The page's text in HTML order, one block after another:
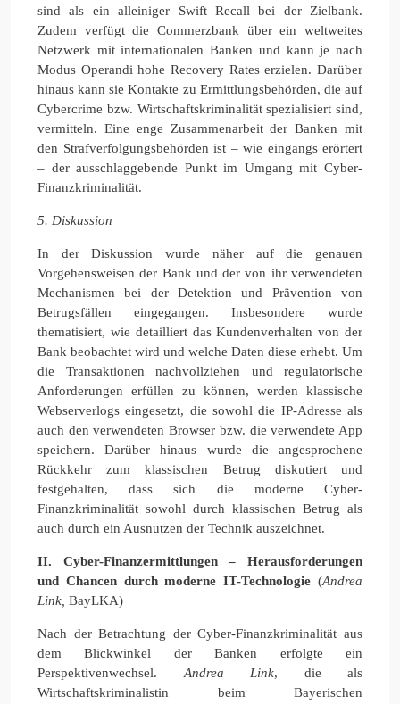
sind als ein alleiniger Swift Recall bei der Zielbank.
Zudem verfügt die Commerzbank über ein weltweites
Netzwerk mit internationalen Banken und kann je nach
Modus Operandi hohe Recovery Rates erzielen. Darüber
hinaus kann sie Kontakte zu Ermittlungsbehörden, die auf
Cybercrime bzw. Wirtschaftskriminalität spezialisiert sind,
vermitteln. Eine enge Zusammenarbeit der Banken mit
den Strafverfolgungsbehörden ist – wie eingangs erörtert
– der ausschlaggebende Punkt im Umgang mit Cyber-
Finanzkriminalität.
5. Diskussion
In der Diskussion wurde näher auf die genauen
Vorgehensweisen der Bank und der von ihr verwendeten
Mechanismen bei der Detektion und Prävention von
Betrugsfällen eingegangen. Insbesondere wurde
thematisiert, wie detailliert das Kundenverhalten von der
Bank beobachtet wird und welche Daten diese erhebt. Um
die Transaktionen nachvollziehen und regulatorische
Anforderungen erfüllen zu können, werden klassische
Webserverlogs eingesetzt, die sowohl die IP-Adresse als
auch den verwendeten Browser bzw. die verwendete App
speichern. Darüber hinaus wurde die angesprochene
Rückkehr zum klassischen Betrug diskutiert und
festgehalten, dass sich die moderne Cyber-
Finanzkriminalität sowohl durch klassischen Betrug als
auch durch ein Ausnutzen der Technik auszeichnet.
II. Cyber-Finanzermittlungen – Herausforderungen
und Chancen durch moderne IT-Technologie (Andrea
Link, BayLKA)
Nach der Betrachtung der Cyber-Finanzkriminalität aus
dem Blickwinkel der Banken erfolgte ein
Perspektivenwechsel. Andrea Link, die als
Wirtschaftskriminalistin beim Bayerischen